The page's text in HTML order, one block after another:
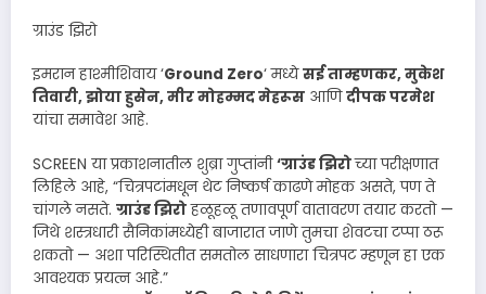
ग्राउंड झिरो
इमरान हाश्मीशिवाय ‘Ground Zero‘ मध्येसई ताम्हणकर, मुकेश
तिवारी, झोया हुसेन, मीर मोहम्मद मेहरूस आणिदीपक परमेश
यांचा समावेश आहे.
SCREEN या प्रकाशनातील शुब्रा गुप्तांनी‘ग्राउंड झिरोच्या परीक्षणात
लिहिले आहे, “चित्रपटांमधून थेट निष्कर्ष काढणे मोहक असते, पण ते
चांगले नसते. ग्राउंड झिरोहळूहळू तणावपूर्ण वातावरण तयार करतो —
जिथे शस्त्रधारी सैनिकांमध्येही बाजारात जाणे तुमचा शेवटचा टप्पा ठरू
शकतो — अशा परिस्थितीत समतोल साधणारा चित्रपट म्हणून हा एक
आवश्यक प्रयत्न आहे.”